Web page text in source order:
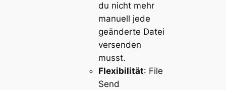
du nicht mehr
manuell jede
geänderte Datei
versenden
musst.
Flexibilität: File
Send